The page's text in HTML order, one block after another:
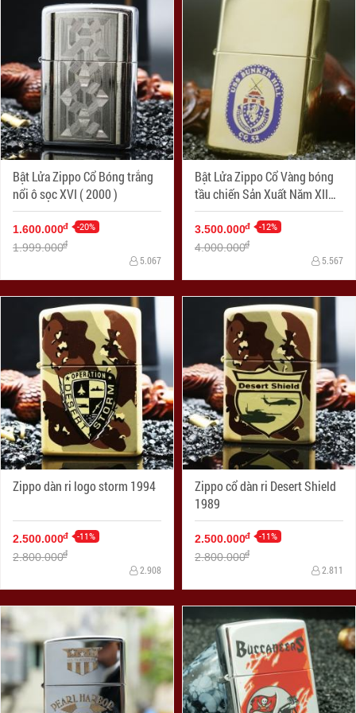
Bật Lửa Zippo Cổ Bóng trắng
nổi ô sọc XVI ( 2000 )
1.600.000đ -20%
1.999.000đ
5.067
Bật Lửa Zippo Cổ Vàng bóng
tầu chiến Sản Xuất Năm XII
(1996 )
3.500.000đ -12%
4.000.000đ
5.567
Zippo dàn ri logo storm 1994
2.500.000đ -11%
2.800.000đ
2.908
Zippo cổ dàn ri Desert Shield
1989
2.500.000đ -11%
2.800.000đ
2.811